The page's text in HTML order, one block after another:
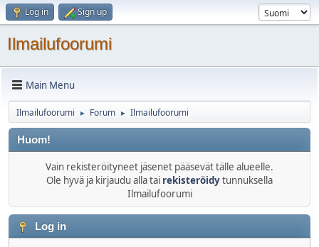
Log in Sign up
Ilmailufoorumi
Main Menu
Ilmailufoorumi ► Forum ► Ilmailufoorumi
Huom!
Vain rekisteröityneet jäsenet pääsevät tälle alueelle.
Ole hyvä ja kirjaudu alla tai rekisteröidytunnuksella
Ilmailufoorumi
Log in